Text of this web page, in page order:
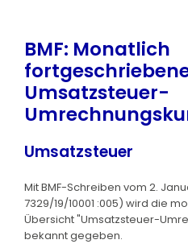
BMF: Monatlich
Umsatzsteuer-
Umsatzsteuer
Mit BMF-Schreiben vom 2.
7329/19/10001 :005) wird die
Übersicht "Umsatzsteuer-
bekannt gegeben.